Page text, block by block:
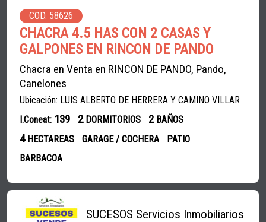
COD. 58626
CHACRA 4.5 HAS CON 2 CASAS Y
GALPONES EN RINCON DE PANDO
Chacra en Venta en RINCON DE PANDO, Pando,
Canelones
Ubicación: LUIS ALBERTO DE HERRERA Y CAMINO VILLAR
I.Coneat: 139 2DORMITORIOS 2BAÑOS
4 HECTAREAS GARAGE / COCHERA
PATIO
BARBACOA
SUCESOS Servicios Inmobiliarios